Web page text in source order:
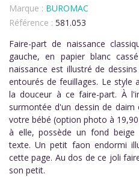
Marque : BUROMAC
Référence : 581.053
Faire-part de naissance
gauche, en papier blanc
naissance est illustré de
entourés de feuillages. Le style
la douceur à ce faire-part. À
surmontée d'un dessin de
votre bébé (option photo à
à elle, possède un fond
texte. Un petit faon endormi
cette page. Au dos de ce joli
son petit.